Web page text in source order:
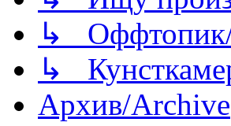
↳
↳
Архив/Archive